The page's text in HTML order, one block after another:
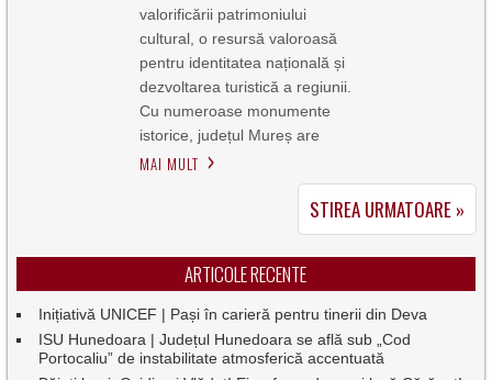
valorificării patrimoniului
cultural, o resursă valoroasă
pentru identitatea națională și
dezvoltarea turistică a regiunii.
Cu numeroase monumente
istorice, județul Mureș are
MAI MULT
STIREA URMATOARE »
ARTICOLE RECENTE
Inițiativă UNICEF | Pași în carieră pentru tinerii din Deva
ISU Hunedoara | Județul Hunedoara se află sub „Cod
Portocaliu” de instabilitate atmosferică accentuată